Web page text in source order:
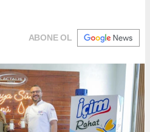
ABONE OL